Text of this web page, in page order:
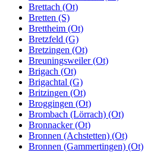
Brettach (Ot)
Bretten (S)
Brettheim (Ot)
Bretzfeld (G)
Bretzingen (Ot)
Breuningsweiler (Ot)
Brigach (Ot)
Brigachtal (G)
Britzingen (Ot)
Broggingen (Ot)
Brombach (Lörrach) (Ot)
Bronnacker (Ot)
Bronnen (Achstetten) (Ot)
Bronnen (Gammertingen) (Ot)